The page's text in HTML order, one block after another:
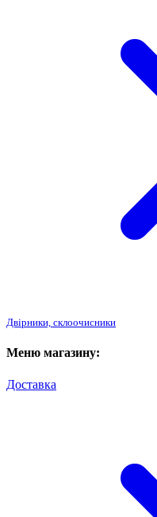
Двірники, склоочисники
Меню магазину:
Доставка